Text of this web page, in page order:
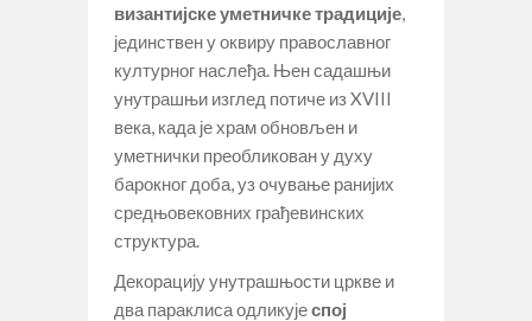
византијске уметничке традиције
јединствен у оквиру православног
културног наслеђа. Њен садашњи
унутрашњи изглед потиче из XVIII
века, када је храм обновљен и
уметнички преобликован у духу
барокног доба, уз очување ранијих
средњовековних грађевинских
структура.
Декорацију унутрашњости цркве и
два параклиса одликујеспој